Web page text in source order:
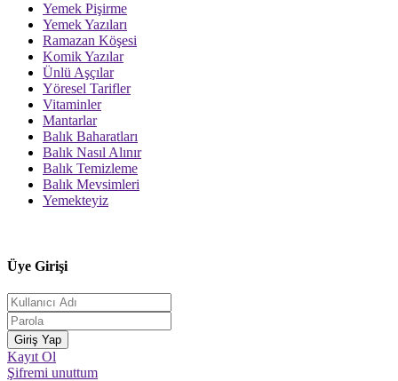
Yemek Pişirme
Yemek Yazıları
Ramazan Köşesi
Komik Yazılar
Ünlü Aşçılar
Yöresel Tarifler
Vitaminler
Mantarlar
Balık Baharatları
Balık Nasıl Alınır
Balık Temizleme
Balık Mevsimleri
Yemekteyiz
Üye Girişi
Kayıt Ol
Şifremi unuttum